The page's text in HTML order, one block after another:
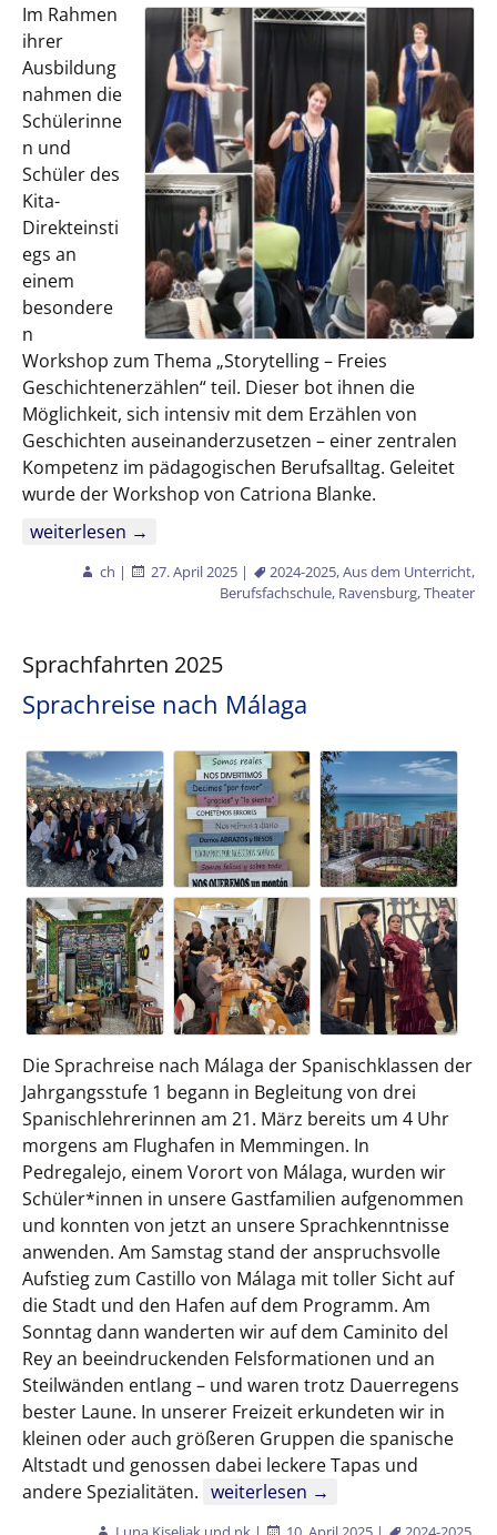
Im Rahmen
ihrer
Ausbildung
nahmen die
Schülerinne
n und
Schüler des
Kita-
Direkteinsti
egs an
einem
besondere
n
Workshop zum Thema „Storytelling – Freies
Geschichtenerzählen“ teil. Dieser bot ihnen die
Möglichkeit, sich intensiv mit dem Erzählen von
Geschichten auseinanderzusetzen – einer zentralen
Kompetenz im pädagogischen Berufsalltag. Geleitet
wurde der Workshop von Catriona Blanke.
Storytelling – Freies Geschichtenerzählen
weiterlesen →
ch | 27. April 2025 | 2024-2025,Aus dem Unterricht,
Berufsfachschule, Ravensburg,Theater
Sprachfahrten 2025
Sprachreise nach Málaga
Die Sprachreise nach Málaga der Spanischklassen der
Jahrgangsstufe 1 begann in Begleitung von drei
Spanischlehrerinnen am 21. März bereits um 4 Uhr
morgens am Flughafen in Memmingen. In
Pedregalejo, einem Vorort von Málaga, wurden wir
Schüler*innen in unsere Gastfamilien aufgenommen
und konnten von jetzt an unsere Sprachkenntnisse
anwenden. Am Samstag stand der anspruchsvolle
Aufstieg zum Castillo von Málaga mit toller Sicht auf
die Stadt und den Hafen auf dem Programm. Am
Sonntag dann wanderten wir auf dem Caminito del
Rey an beeindruckenden Felsformationen und an
Steilwänden entlang – und waren trotz Dauerregens
bester Laune. In unserer Freizeit erkundeten wir in
kleinen oder auch größeren Gruppen die spanische
Altstadt und genossen dabei leckere Tapas und
andere Spezialitäten. Sprachreise nach Málaga
weiterlesen →